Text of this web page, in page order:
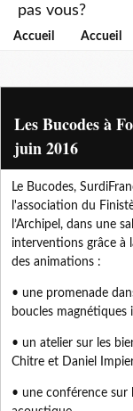
pas vous?
Accueil Accueil
Les Bucodes à
juin 2016
Le Bucodes,
l'association du
l’Archipel, dans une
interventions grâce à
des animations :
• une promenade
boucles magnétiques
• un atelier sur les
Chitre et Daniel
• une conférence sur